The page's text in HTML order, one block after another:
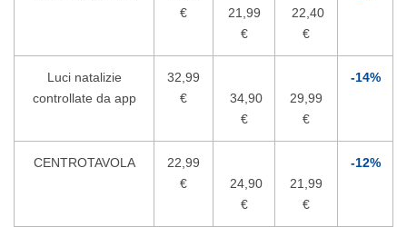
€
21,99
€
22,40
€
Luci natalizie
controllate da app
32,99
€
34,90
€
29,99
€
-14%
CENTROTAVOLA
22,99
€
24,90
€
21,99
€
-12%